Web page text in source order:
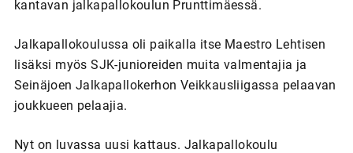
kantavan jalkapallokoulun Prunttimäessä.
Jalkapallokoulussa oli paikalla itse Maestro Lehtisen
lisäksi myös SJK-junioreiden muita valmentajia ja
Seinäjoen Jalkapallokerhon Veikkausliigassa pelaavan
joukkueen pelaajia.
Nyt on luvassa uusi kattaus. Jalkapallokoulu